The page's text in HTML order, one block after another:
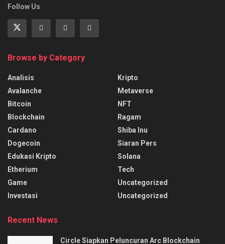
Follow Us
Browse by Category
Analisis
Avalanche
Bitcoin
Blockchain
Cardano
Dogecoin
Edukasi Kripto
Etherium
Game
Investasi
Kripto
Metaverse
NFT
Ragam
Shiba Inu
Siaran Pers
Solana
Tech
Uncategorized
Uncategorized
Recent News
Circle Siapkan Peluncuran Arc Blockchain